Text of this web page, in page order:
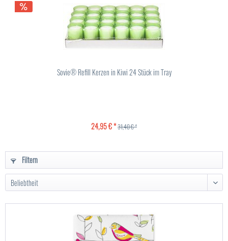
Sovie® Refill Kerzen in Kiwi 24 Stück im Tray
24,95 € *31,40 € *
Filtern